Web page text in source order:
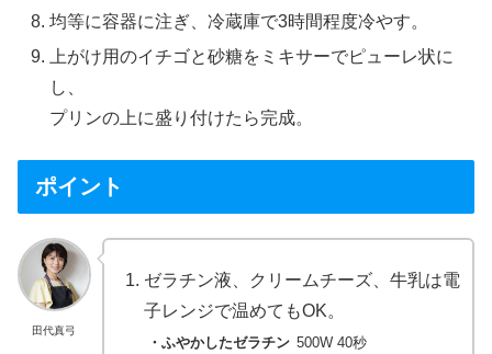
均等に容器に注ぎ、冷蔵庫で3時間程度冷やす。
上がけ用のイチゴと砂糖をミキサーでピューレ状に
し、
プリンの上に盛り付けたら完成。
ポイント
田代真弓
ゼラチン液、クリームチーズ、牛乳は電
子レンジで温めてもOK。
ふやかしたゼラチン 500W 40秒